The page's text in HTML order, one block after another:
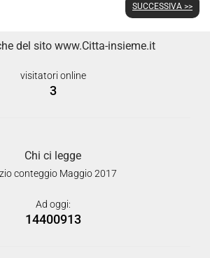
SUCCESSIVA >>
del sito www.Citta-insieme.it
visitatori online
3
Chi ci legge
conteggio Maggio 2017
Ad oggi:
14400913